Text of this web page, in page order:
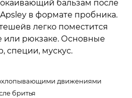
бальзам после
в формате пробника.
легко поместится
или рюкзаке. Основные
специи, мускус.
движениями
бритья